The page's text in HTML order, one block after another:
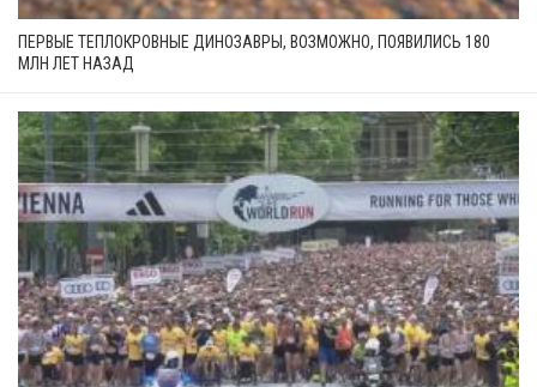
ПЕРВЫЕ ТЕПЛОКРОВНЫЕ ДИНОЗАВРЫ, ВОЗМОЖНО, ПОЯВИЛИСЬ 180
МЛН ЛЕТ НАЗАД